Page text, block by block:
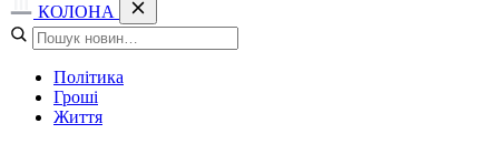
КОЛОНА
Політика
Гроші
Життя